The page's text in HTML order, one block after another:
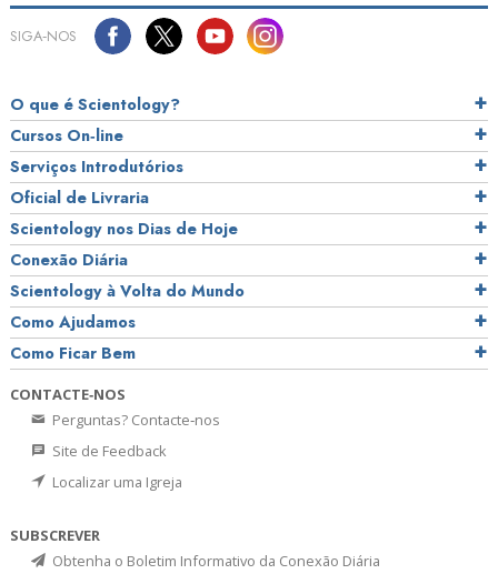
SIGA‑NOS
O que é Scientology?
Cursos On‑line
Serviços Introdutórios
Oficial de Livraria
Scientology nos Dias de Hoje
Conexão Diária
Scientology à Volta do Mundo
Como Ajudamos
Como Ficar Bem
CONTACTE‑NOS
Perguntas? Contacte‑nos
Site de Feedback
Localizar uma Igreja
SUBSCREVER
Obtenha o Boletim Informativo da Conexão Diária